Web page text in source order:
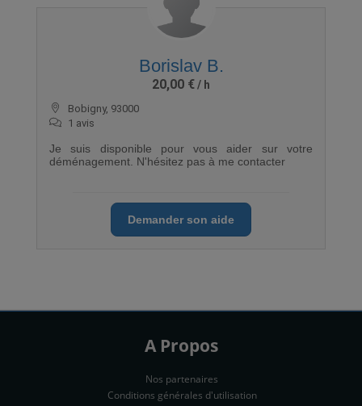
Borislav B.
20,00 €
Bobigny, 93000
1 avis
Je suis disponible pour vous aider sur votre
déménagement. N'hésitez pas à me contacter
Demander son aide
A Propos
Nos partenaires
Conditions générales d'utilisation